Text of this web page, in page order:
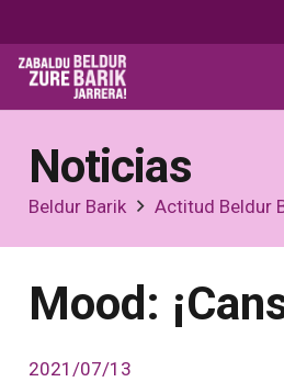
Noticias
Beldur Barik Actitud Beldur
Mood:
2021/07/13